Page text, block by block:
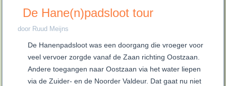
De Hane(n)padsloot tour
door Ruud Meijns
De Hanenpadsloot was een doorgang die vroeger voor
veel vervoer zorgde vanaf de Zaan richting Oostzaan.
Andere toegangen naar Oostzaan via het water liepen
via de Zuider- en de Noorder Valdeur. Dat gaat nu niet